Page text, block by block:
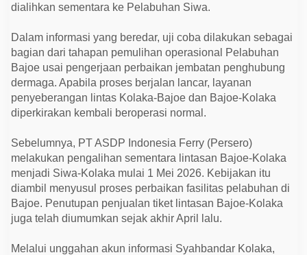
C
a
a
k
a
n
i
g
a
r
2
1
M
e
i
2
6
dialihkan sementara ke Pelabuhan Siwa.
Dalam informasi yang beredar, uji coba dilakukan sebagai
bagian dari tahapan pemulihan operasional Pelabuhan
Bajoe usai pengerjaan perbaikan jembatan penghubung
dermaga. Apabila proses berjalan lancar, layanan
penyeberangan lintas Kolaka-Bajoe dan Bajoe-Kolaka
diperkirakan kembali beroperasi normal.
Sebelumnya, PT ASDP Indonesia Ferry (Persero)
melakukan pengalihan sementara lintasan Bajoe-Kolaka
menjadi Siwa-Kolaka mulai 1 Mei 2026. Kebijakan itu
diambil menyusul proses perbaikan fasilitas pelabuhan di
Bajoe. Penutupan penjualan tiket lintasan Bajoe-Kolaka
juga telah diumumkan sejak akhir April lalu.
Melalui unggahan akun informasi Syahbandar Kolaka,